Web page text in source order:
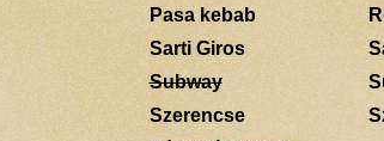
Pasa kebab
Sarti Giros
Subway
Szerencse